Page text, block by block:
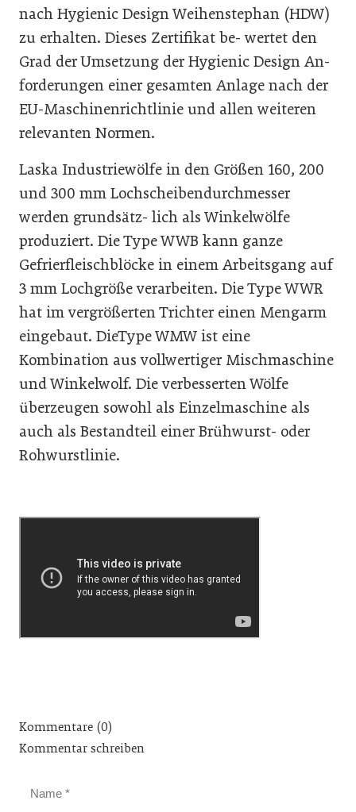
nach Hygienic Design Weihenstephan (HDW)
zu erhalten. Dieses Zertifikat be- wertet den
Grad der Umsetzung der Hygienic Design An-
forderungen einer gesamten Anlage nach der
EU-Maschinenrichtlinie und allen weiteren
relevanten Normen.
Laska Industriewölfe in den Größen 160, 200
und 300 mm Lochscheibendurchmesser
werden grundsätz- lich als Winkelwölfe
produziert. Die Type WWB kann ganze
Gefrierfleischblöcke in einem Arbeitsgang auf
3 mm Lochgröße verarbeiten. Die Type WWR
hat im vergrößerten Trichter einen Mengarm
eingebaut. DieType WMW ist eine
Kombination aus vollwertiger Mischmaschine
und Winkelwolf. Die verbesserten Wölfe
überzeugen sowohl als Einzelmaschine als
auch als Bestandteil einer Brühwurst- oder
Rohwurstlinie.
Kommentare (0)
Kommentar schreiben